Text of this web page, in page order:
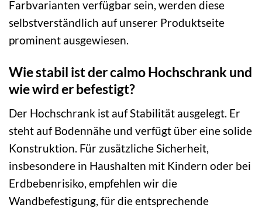
Farbvarianten verfügbar sein, werden diese
selbstverständlich auf unserer Produktseite
prominent ausgewiesen.
Wie stabil ist der calmo Hochschrank und
wie wird er befestigt?
Der Hochschrank ist auf Stabilität ausgelegt. Er
steht auf Bodennähe und verfügt über eine solide
Konstruktion. Für zusätzliche Sicherheit,
insbesondere in Haushalten mit Kindern oder bei
Erdbebenrisiko, empfehlen wir die
Wandbefestigung, für die entsprechende